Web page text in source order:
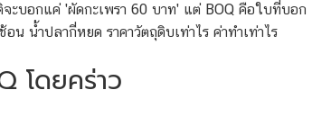
จะบอกแค่ 'ผัดกะเพรา 60 บาท' แต่ BOQ คือใบที่บอก
น น้ำปลากี่หยด ราคาวัตถุดิบเท่าไร ค่าทำเท่าไร
โดยคร่าว